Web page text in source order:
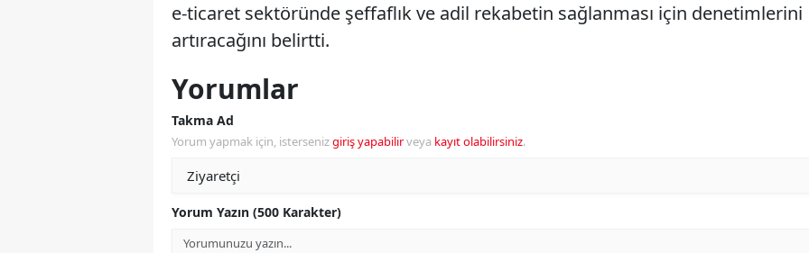
e-ticaret sektöründe şeffaflık ve adil rekabetin sağlanması için denetimlerini
artıracağını belirtti.
Yorumlar
Takma Ad
Yorum yapmak için, istersenizgiriş yapabilirveya kayıt olabilirsiniz.
Yorum Yazın (500 Karakter)